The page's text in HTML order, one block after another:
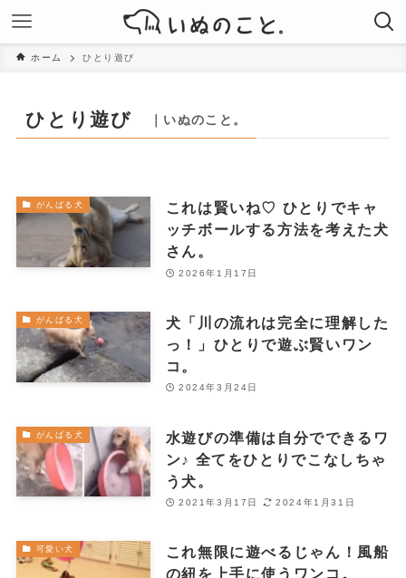
ホーム ひとり遊び
ひとり遊び ｜いぬのこと。
がんばる犬
これは賢いね♡ ひとりでキャ
ッチボールする方法を考えた犬
さん。
2026年1月17日
がんばる犬
犬「川の流れは完全に理解した
っ！」ひとりで遊ぶ賢いワン
コ。
2024年3月24日
がんばる犬
水遊びの準備は自分でできるワ
ン♪ 全てをひとりでこなしちゃ
う犬。
2021年3月17日 2024年1月31日
可愛い犬
これ無限に遊べるじゃん！風船
の紐を上手に使うワンコ。